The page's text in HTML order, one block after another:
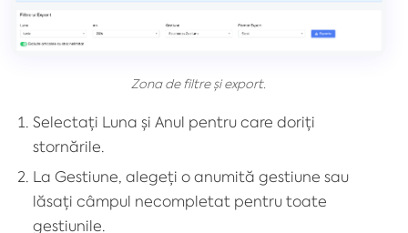
Zona de filtre și export.
Selectați Luna și Anul pentru care doriți
stornările.
La Gestiune, alegeți o anumită gestiune sau
lăsați câmpul necompletat pentru toate
gestiunile.